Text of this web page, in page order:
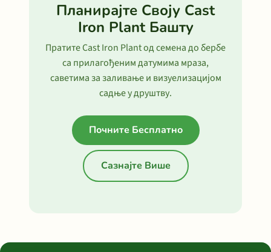
Планирајте Своју Cast
Iron Plant Башту
Пратите Cast Iron Plant од семена до бербе
са прилагођеним датумима мраза,
саветима за заливање и визуелизацијом
садње у друштву.
Почните Бесплатно
Сазнајте Више